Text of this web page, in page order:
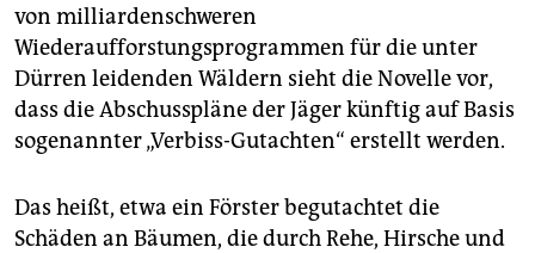
von milliardenschweren
Wiederaufforstungsprogrammen für die unter
Dürren leidenden Wäldern sieht die Novelle vor,
dass die Abschusspläne der Jäger künftig auf Basis
sogenannter „Verbiss-Gutachten“ erstellt werden.
Das heißt, etwa ein Förster begutachtet die
Schäden an Bäumen, die durch Rehe, Hirsche und